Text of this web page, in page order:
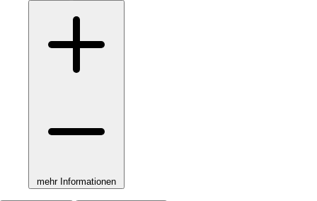
mehr Informationen